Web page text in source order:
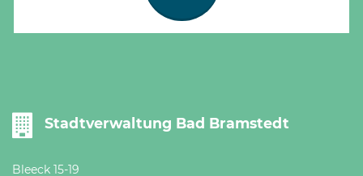
Stadtverwaltung Bad Bramstedt
Bleeck 15-19